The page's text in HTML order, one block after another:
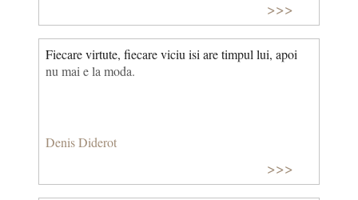
>>>
Fiecare virtute, fiecare viciu isi are timpul lui, apoi
nu mai e la moda.
Denis Diderot
>>>